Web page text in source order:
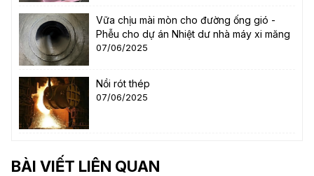
Vữa chịu mài mòn cho đường ống gió -
Phễu cho dự án Nhiệt dư nhà máy xi măng
07/06/2025
Nồi rót thép
07/06/2025
BÀI VIẾT LIÊN QUAN